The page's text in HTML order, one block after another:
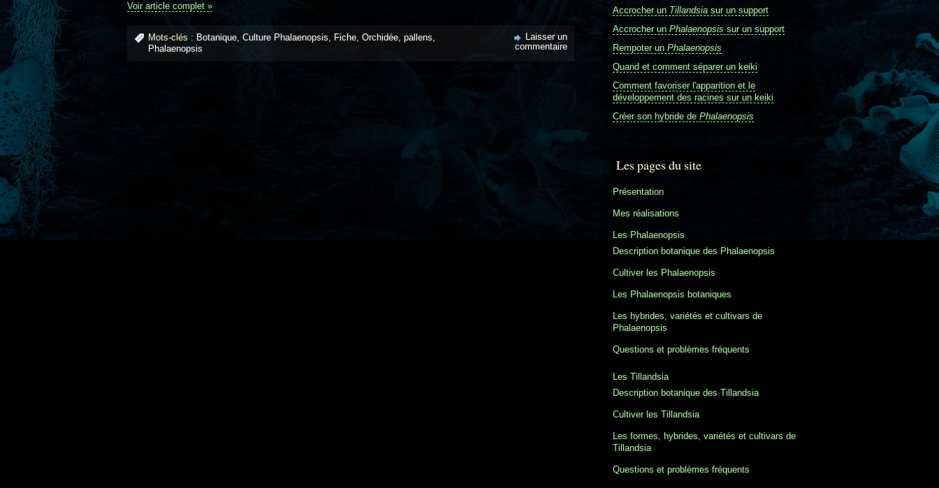
Voir article complet »
Mots-clés : Botanique Culture Phalaenopsis Fiche Orchidée pallens
Phalaenopsis
Laisser un
commentaire
Accrocher un Tillandsia sur un support
Accrocher un Phalaenopsis sur un support
Rempoter un Phalaenopsis
Quand et comment séparer un keiki
Comment favoriser l'apparition et le
développement des racines sur un keiki
Créer son hybride de Phalaenopsis
Les pages du site
Présentation
Mes réalisations
Les Phalaenopsis
Description botanique des Phalaenopsis
Cultiver les Phalaenopsis
Les Phalaenopsis botaniques
Les hybrides, variétés et cultivars de
Phalaenopsis
Questions et problèmes fréquents
Les Tillandsia
Description botanique des Tillandsia
Cultiver les Tillandsia
Les formes, hybrides, variétés et cultivars de
Tillandsia
Questions et problèmes fréquents